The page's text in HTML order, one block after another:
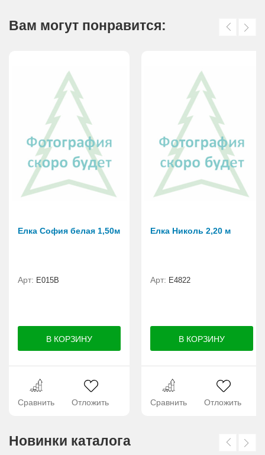
Вам могут понравится:
Елка София белая 1,50м
Арт: E015B
Сравнить Отложить
Елка Николь 2,20 м
Арт: Е4822
Сравнить Отложить
Новинки каталога